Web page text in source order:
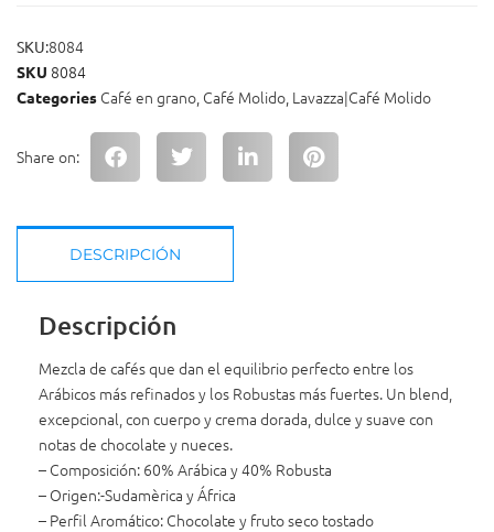
SKU:8084
SKU 8084
Categories Café en grano, Café Molido, Lavazza|Café Molido
Share on:
DESCRIPCIÓN
Descripción
Mezcla de cafés que dan el equilibrio perfecto entre los
Arábicos más refinados y los Robustas más fuertes. Un blend,
excepcional, con cuerpo y crema dorada, dulce y suave con
notas de chocolate y nueces.
– Composición: 60% Arábica y 40% Robusta
– Origen:-Sudamèrica y África
– Perfil Aromático: Chocolate y fruto seco tostado